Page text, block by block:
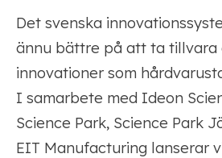
Det svenska
ännu bättre på att ta tillvara
innovationer som
I samarbete med Ideon
Science Park, Science Park
EIT Manufacturing lanserar